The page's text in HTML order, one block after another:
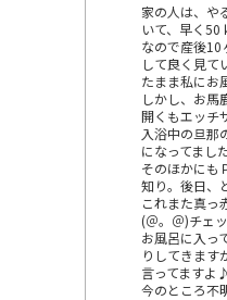
家の人は、や
いて、早く
なので産後10
して良く見て
たまま私にお
しかし、お馬
開くもエッチ
入浴中の旦那
になってま
そのほかにも
知り。後日、
これまた真っ
(＠。＠)チェ
お風呂に入っ
りしてきます
言ってますよ
今のところ不